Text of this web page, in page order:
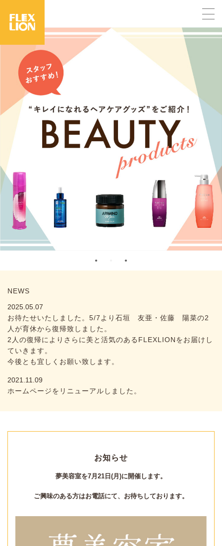
NEWS
2025.05.07
お待たせいたしました。5/7より石垣 友亜・佐藤 陽菜の2
人が育休から復帰致しました。
2人の復帰によりさらに美と活気のあるFLEXLIONをお届けし
ていきます。
今後とも宜しくお願い致します。
2021.11.09
ホームページをリニューアルしました。
お知らせ
夢美容室を7月21日(月)に開催します。
ご興味のある方はお電話にて、お待ちしております。